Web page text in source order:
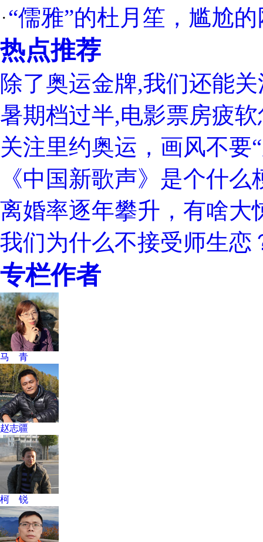
“儒雅”的杜月笙，尴尬
热点推荐
除了奥运金牌,我们还能
暑期档过半,电影票房疲
关注里约奥运，画风不要
《中国新歌声》是个什么
离婚率逐年攀升，有啥大
我们为什么不接受师生恋
专栏作者
马 青
赵志疆
柯 锐